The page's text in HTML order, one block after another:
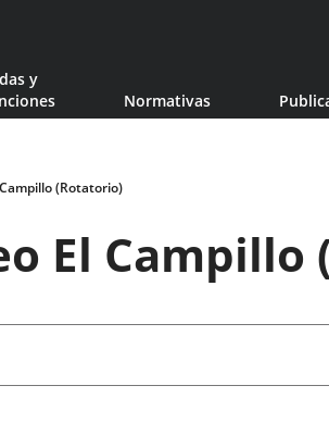
window.
y
Normativas
(Rotatorio)
El Campillo